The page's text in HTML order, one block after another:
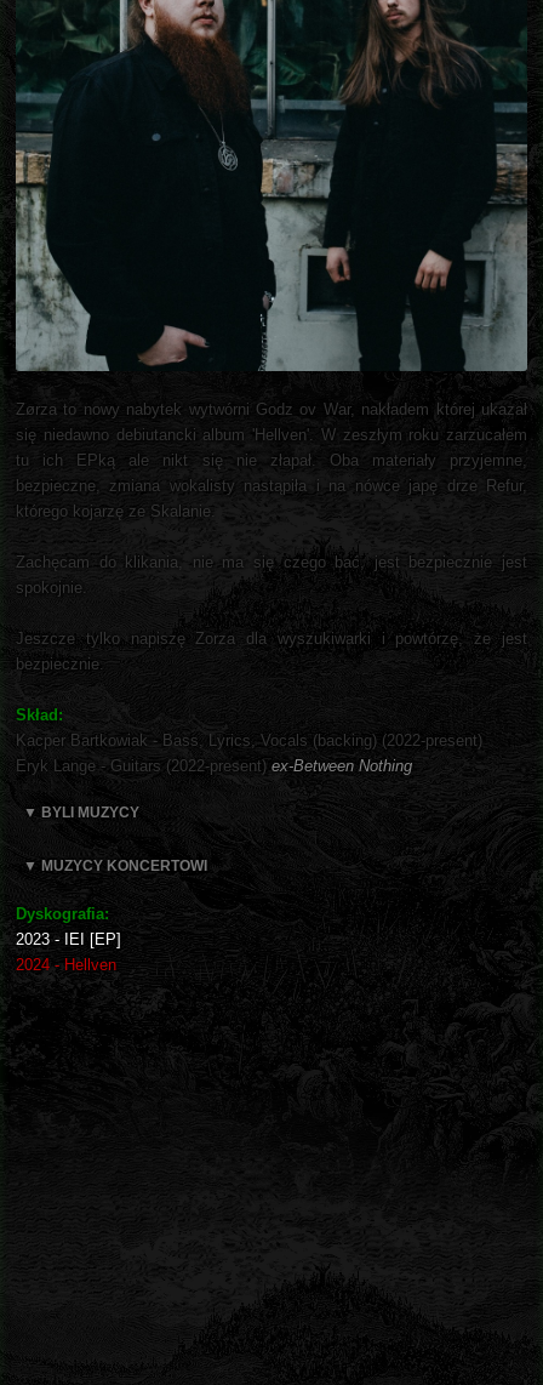
Zørza to nowy nabytek wytwórni Godz ov War, nakładem której ukazał
się niedawno debiutancki album 'Hellven'. W zeszłym roku zarzucałem
tu ich EPką ale nikt się nie złapał. Oba materiały przyjemne,
bezpieczne, zmiana wokalisty nastąpiła i na nówce japę drze Refur,
którego kojarzę ze Skalanie.
Zachęcam do klikania, nie ma się czego bać, jest bezpiecznie jest
spokojnie.
Jeszcze tylko napiszę Zorza dla wyszukiwarki i powtórzę, że jest
bezpiecznie.
Skład:
Kacper Bartkowiak - Bass, Lyrics, Vocals (backing) (2022-present)
Eryk Lange - Guitars (2022-present) ex-Between Nothing
▼ BYLI MUZYCY
▼ MUZYCY KONCERTOWI
Dyskografia:
2023 - IEI [EP]
2024 - Hellven